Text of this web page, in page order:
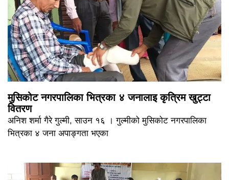
मुसिकोट नगरपालिका भित्रका ४ जनालाइ कृत्रिम खुट्टा
वितरण
अनिश शर्मा गैरे गुल्मी, साउन १६ । गुल्मीको मुसिकोट नगरपालिका
भित्रका ४ जना अपाङ्गता भएका